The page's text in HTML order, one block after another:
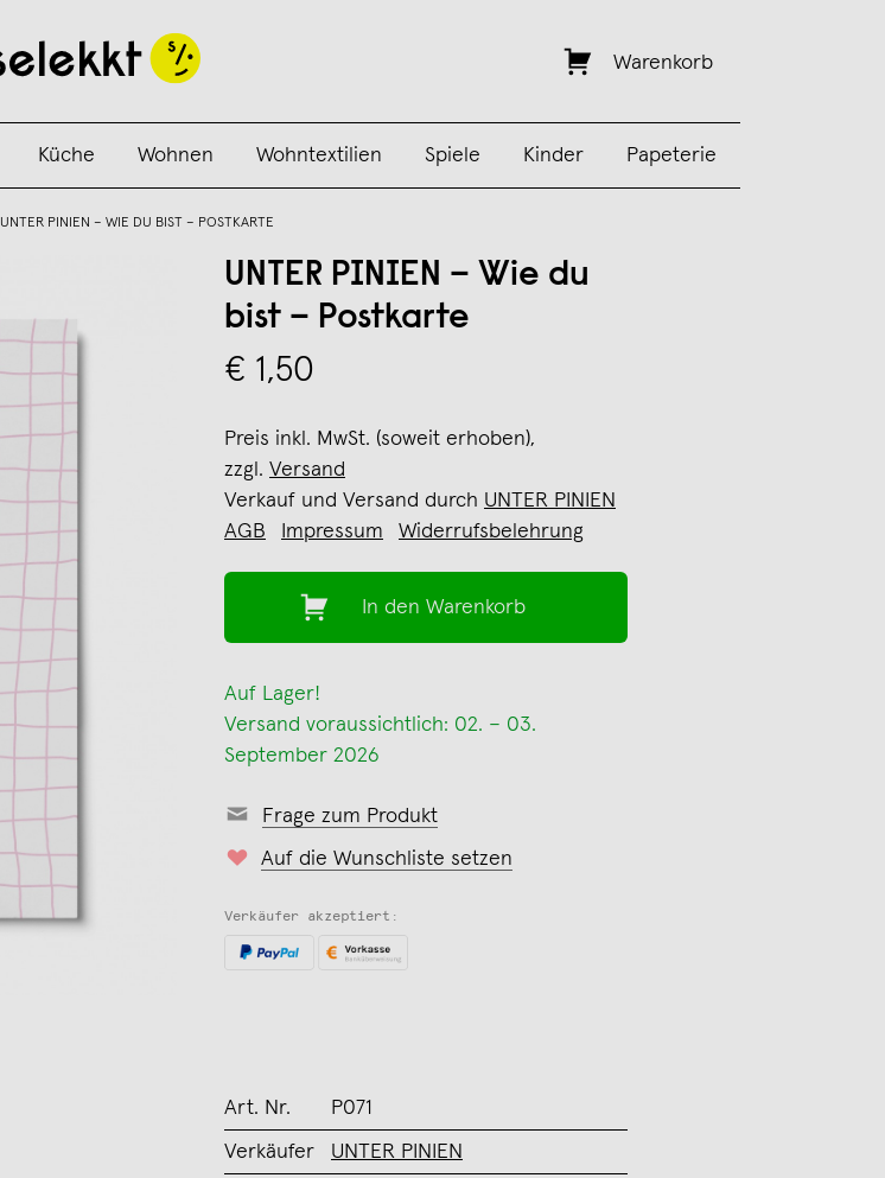
Warenkorb
Küche Wohnen Wohntextilien Spiele Kinder Papeterie
UNTER PINIEN – WIE DU BIST – POSTKARTE
UNTER PINIEN – Wie du
bist – Postkarte
€ 1,50
Preis inkl. MwSt. (soweit erhoben),
zzgl. Versand
Verkauf und Versand durch UNTER PINIEN
AGB
Impressum Widerrufsbelehrung
In den Warenkorb
Auf Lager!
Versand voraussichtlich: 02. – 03.
September 2026
Frage zum Produkt
Auf die Wunschliste setzen
Verkäufer akzeptiert:
Art. Nr. P071
Verkäufer UNTER PINIEN